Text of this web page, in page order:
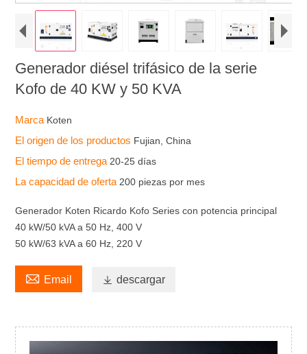
Generador diésel trifásico de la serie
Kofo de 40 KW y 50 KVA
Marca Koten
El origen de los productos Fujian, China
El tiempo de entrega 20-25 días
La capacidad de oferta 200 piezas por mes
Generador Koten Ricardo Kofo Series con potencia principal
40 kW/50 kVA a 50 Hz, 400 V
50 kW/63 kVA a 60 Hz, 220 V
 Email  descargar